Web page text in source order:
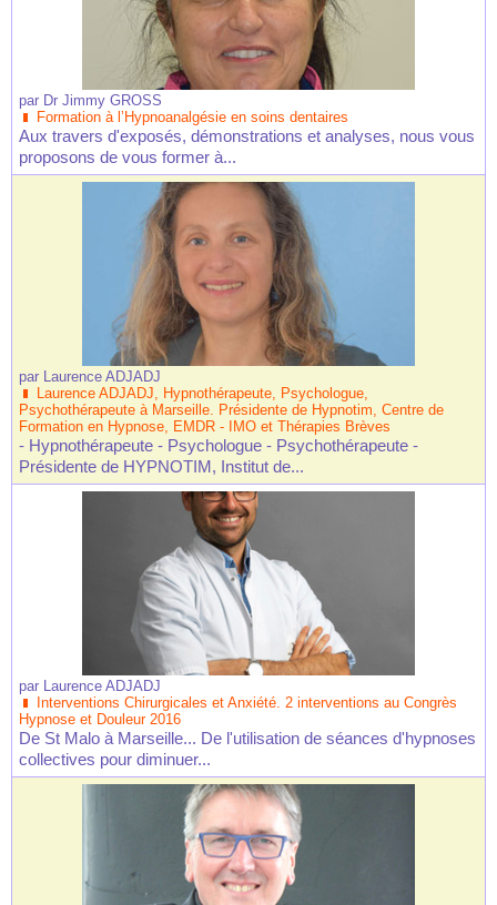
par Dr Jimmy GROSS
Formation à l’Hypnoanalgésie en soins dentaires
Aux travers d'exposés, démonstrations et analyses, nous vous
proposons de vous former à...
par Laurence ADJADJ
Laurence ADJADJ, Hypnothérapeute, Psychologue,
Psychothérapeute à Marseille. Présidente de Hypnotim, Centre de
Formation en Hypnose, EMDR - IMO et Thérapies Brèves
- Hypnothérapeute - Psychologue - Psychothérapeute -
Présidente de HYPNOTIM, Institut de...
par Laurence ADJADJ
Interventions Chirurgicales et Anxiété. 2 interventions au Congrès
Hypnose et Douleur 2016
De St Malo à Marseille... De l'utilisation de séances d'hypnoses
collectives pour diminuer...